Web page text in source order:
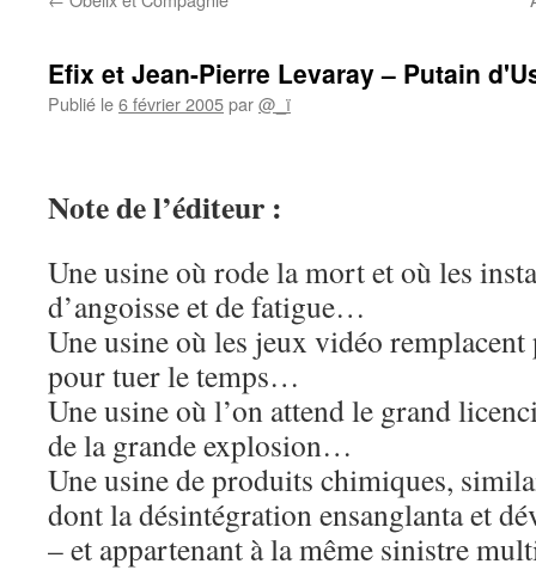
Efix et Jean-Pierre Levaray – Putain
Publié le6 février 2005par@_ï
Notede l’éditeur :
Une usine où rode la mort et où les
d’angoisse et de fatigue…
Une usine où les jeux vidéo remplacent
pour tuer le temps…
Une usine où l’on attend le grand
de la grande explosion…
Une usine de produits chimiques,
dont la désintégration ensanglanta et
– et appartenant à la même sinistre